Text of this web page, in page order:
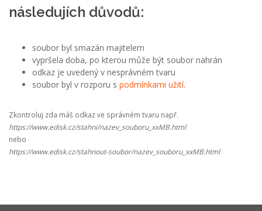
následujích důvodů:
soubor byl smazán majitelem
vypršela doba, po kterou může být soubor nahrán
odkaz je uvedený v nesprávném tvaru
soubor byl v rozporu s podmínkami užití.
Zkontroluj zda máš odkaz ve správném tvaru např.
https://www.edisk.cz/stahni/nazev_souboru_xxMB.html
nebo
https://www.edisk.cz/stahnout-soubor/nazev_souboru_xxMB.html